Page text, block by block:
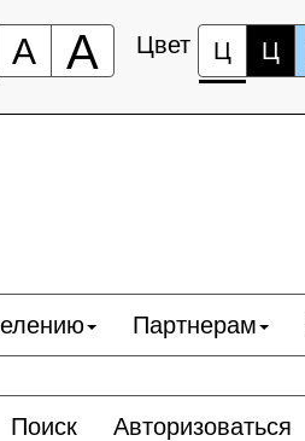
А А Цвет Ц Ц
Партнерам
Поиск Авторизоваться